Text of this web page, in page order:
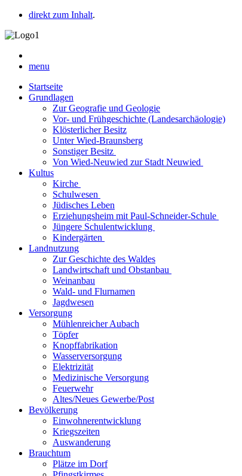
direkt zum Inhalt.
menu
Startseite
Grundlagen
Zur Geografie und Geologie
Vor- und Frühgeschichte (Landesarchäologie)
Klösterlicher Besitz
Unter Wied-Braunsberg
Sonstiger Besitz
Von Wied-Neuwied zur Stadt Neuwied
Kultus
Kirche
Schulwesen
Jüdisches Leben
Erziehungsheim mit Paul-Schneider-Schule
Jüngere Schulentwicklung
Kindergärten
Landnutzung
Zur Geschichte des Waldes
Landwirtschaft und Obstanbau
Weinanbau
Wald- und Flurnamen
Jagdwesen
Versorgung
Mühlenreicher Aubach
Töpfer
Knopffabrikation
Wasserversorgung
Elektrizität
Medizinische Versorgung
Feuerwehr
Altes/Neues Gewerbe/Post
Bevölkerung
Einwohnerentwicklung
Kriegszeiten
Auswanderung
Brauchtum
Plätze im Dorf